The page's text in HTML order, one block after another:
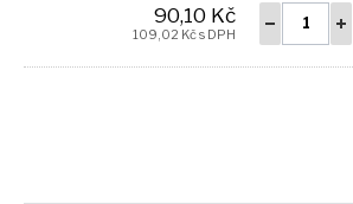
90,10 Kč
109,02 Kč s DPH